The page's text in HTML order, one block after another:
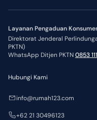
Layanan Pengaduan
Direktorat Jenderal
PKTN)
WhatsApp Ditjen PKTN0853
Hubungi Kami
info@rumah123.com
+62 21 30496123